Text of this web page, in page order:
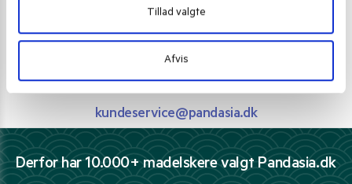
Tillad valgte
Afvis
Vi guider dig igennem asiatisk mad
Telefon support
Ring 30 27 78 78
kundeservice@pandasia.dk
Derfor har 10.000+ madelskere valgt Pandasia.dk